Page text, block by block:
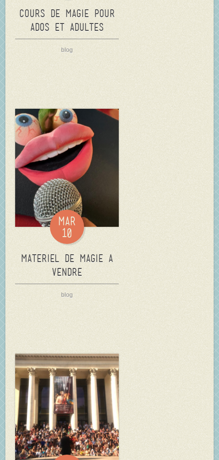
COURS de Magie pour
Ados et Adultes
blog
Mar
10
Materiel de Magie a
vendre
blog